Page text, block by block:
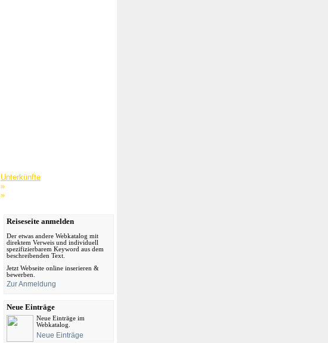
Unterkünfte
»
»
Reiseseite anmelden
Der etwas andere Webkatalog mit
direktem Verweis und individuell
spezifizierbarem Keyword aus dem
beschreibenden Text.
Jetzt Webseite online inserieren &
bewerben.
Zur Anmeldung
Neue Einträge
Neue Einträge im
Webkatalog.
Neue Einträge